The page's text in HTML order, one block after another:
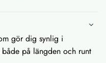
gör dig synlig i
både på längden och runt